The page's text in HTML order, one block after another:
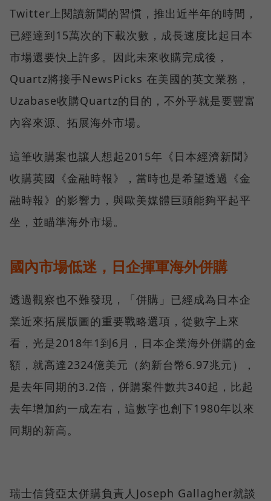
Twitter上閱讀新聞的習慣，推出近半年的時間，
已經達到15萬次的下載次數，成長速度比起日本
市場還要快上許多。因此未來收購完成後，
Quartz將接手NewsPicks 在美國的英文業務，
Uzabase收購Quartz的目的，不外乎就是要豐富
內容來源、拓展海外市場。
這筆收購案也讓人想起2015年《日本經濟新聞》
收購英國《金融時報》，當時也是希望透過《金
融時報》的影響力，與歐美媒體巨頭能夠平起平
坐，並瞄準海外市場。
國內市場低迷，日企揮軍海外併購
透過觀察也不難發現，「併購」已經成為日本企
業近來拓展版圖的重要戰略選項，從數字上來
看，光是2018年1到6月，日本企業海外併購的金
額，就高達2324億美元（約新台幣6.97兆元），
是去年同期的3.2倍，併購案件數共340起，比起
去年增加約一成左右，這數字也創下1980年以來
同期的新高。
瑞士信貸亞太併購負責人Joseph Gallagher就談